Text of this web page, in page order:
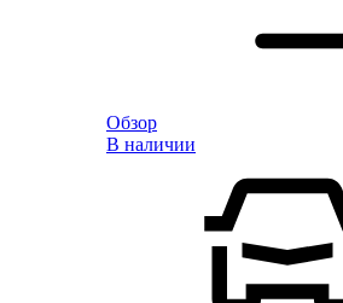
Обзор
В наличии